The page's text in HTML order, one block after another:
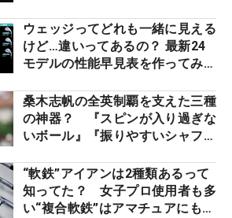
ウェッジってどれも一緒に見える
けど…違いってあるの？ 最新24
モデルの性能早見表を作ってみ
桑木志帆の全英制覇を支えた三種
の神器？ 『スピンが入り過ぎな
いボール』『振りやすいシャフ
ー』 #女子プロセッティング
“軟鉄”アイアンは2種類あるって
知ってた？ 女子プロ使用者も多
い“複合軟鉄”はアマチュアにもオ